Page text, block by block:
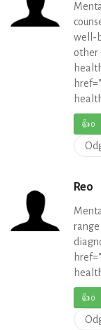
well-
other
👍0
Reo
range
👍0